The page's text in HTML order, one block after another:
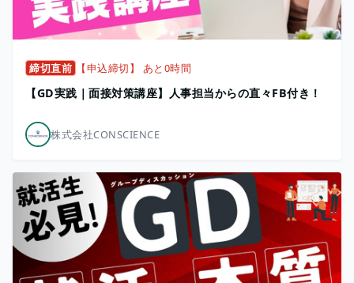
締切直前 【申込締切】 あと0時間
【GD実践｜面接対策講座】人事担当からの直々FB付き！
株式会社CONSCIENCE